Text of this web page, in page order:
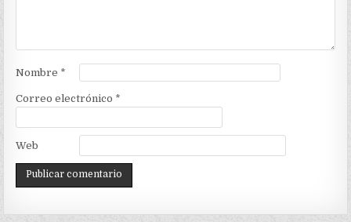
Nombre *
Correo electrónico *
Web